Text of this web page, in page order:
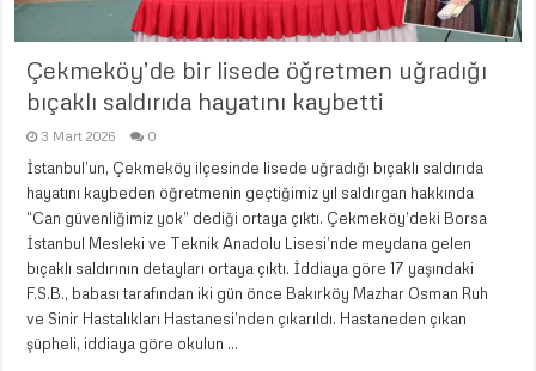
Çekmeköy’de bir lisede öğretmen uğradığı
bıçaklı saldırıda hayatını kaybetti
3 Mart 2026 0
İstanbul’un, Çekmeköy ilçesinde lisede uğradığı bıçaklı saldırıda
hayatını kaybeden öğretmenin geçtiğimiz yıl saldırgan hakkında
“Can güvenliğimiz yok” dediği ortaya çıktı. Çekmeköy’deki Borsa
İstanbul Mesleki ve Teknik Anadolu Lisesi’nde meydana gelen
bıçaklı saldırının detayları ortaya çıktı. İddiaya göre 17 yaşındaki
F.S.B., babası tarafından iki gün önce Bakırköy Mazhar Osman Ruh
ve Sinir Hastalıkları Hastanesi’nden çıkarıldı. Hastaneden çıkan
şüpheli, iddiaya göre okulun …